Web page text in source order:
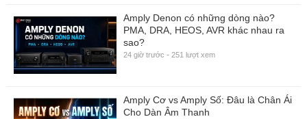
Amply Denon có những dòng nào?
PMA, DRA, HEOS, AVR khác nhau ra
sao?
24 giờ trước - 251 lượt xem
Amply Cơ vs Amply Số: Đâu là Chân Ái
Cho Dàn Âm Thanh